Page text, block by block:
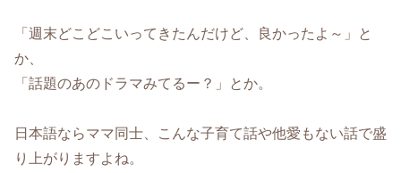
「週末どこどこいってきたんだけど、良かったよ～」と
か、
「話題のあのドラマみてるー？」とか。
日本語ならママ同士、こんな子育て話や他愛もない話で盛
り上がりますよね。